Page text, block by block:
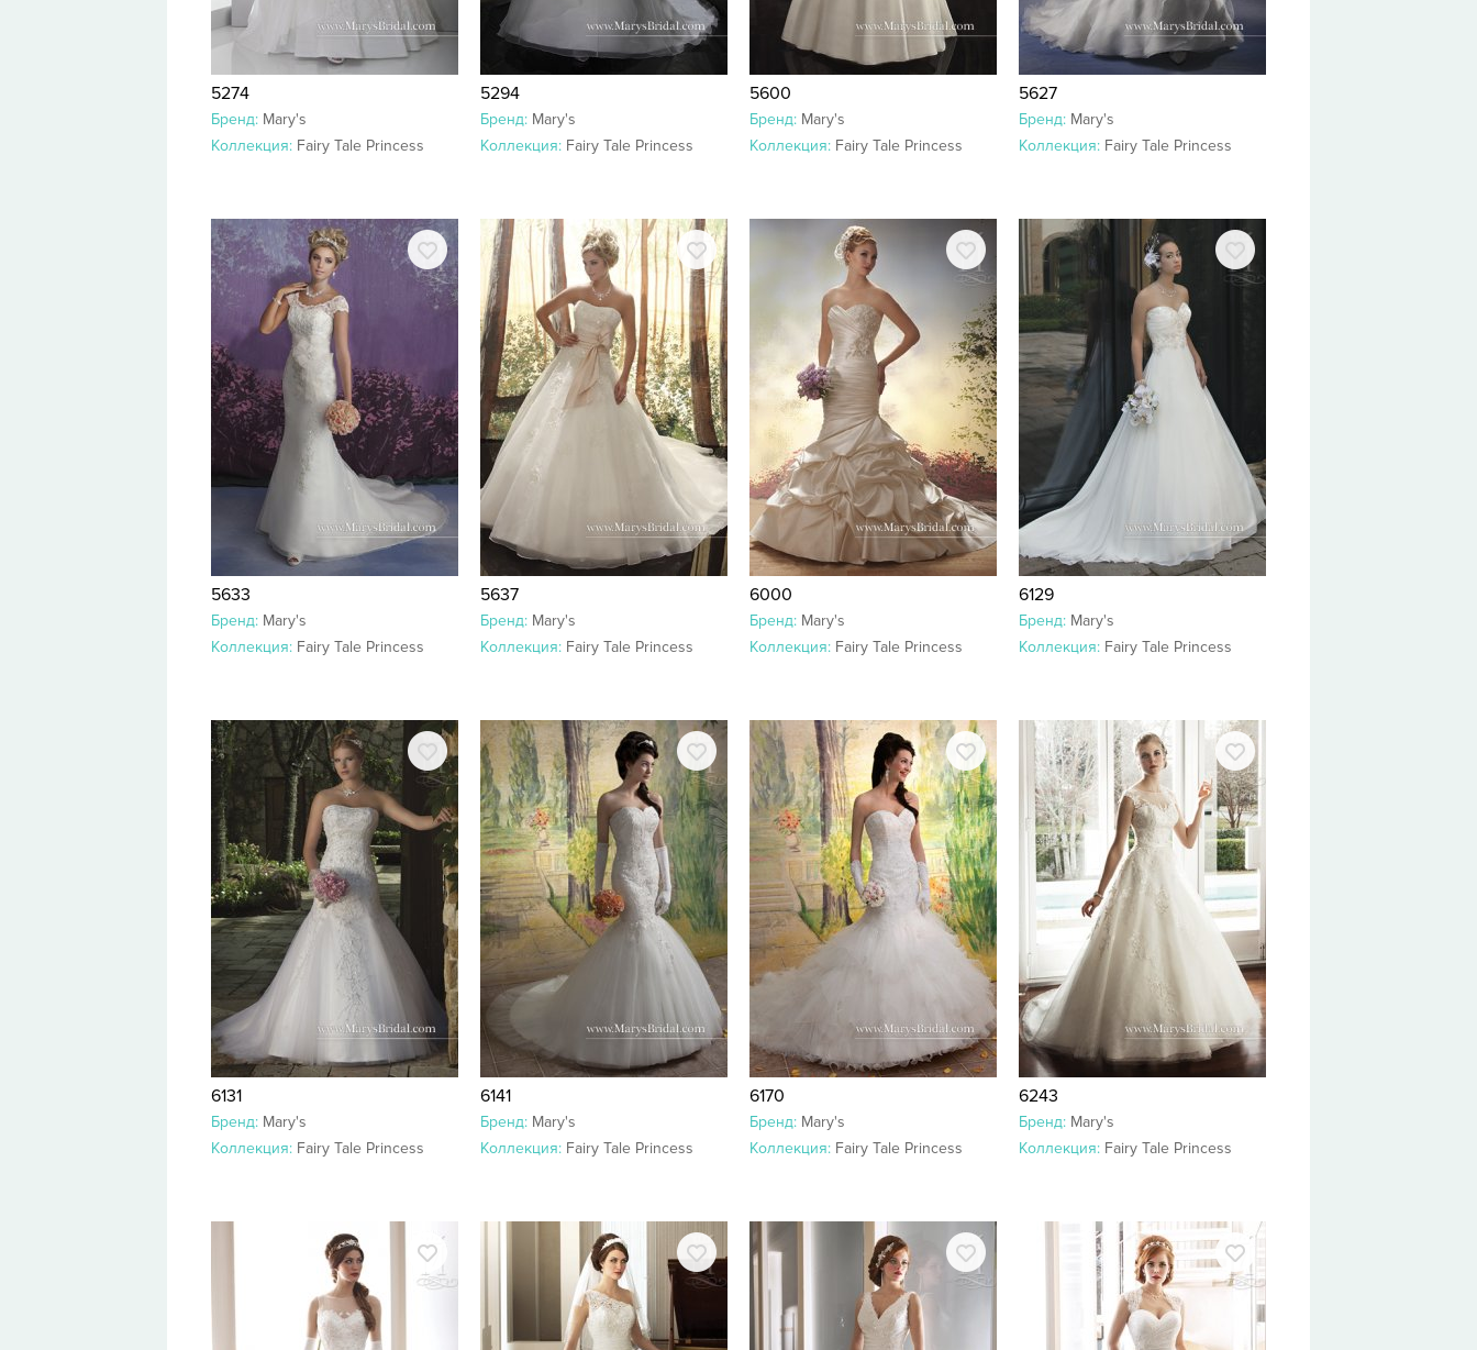
5274
Бренд: Mary's
Коллекция: Fairy Tale Princess
5294
Бренд: Mary's
Коллекция: Fairy Tale Princess
5600
Бренд: Mary's
Коллекция: Fairy Tale Princess
5627
Бренд: Mary's
Коллекция: Fairy Tale Princess
5633
Бренд: Mary's
Коллекция: Fairy Tale Princess
5637
Бренд: Mary's
Коллекция: Fairy Tale Princess
6000
Бренд: Mary's
Коллекция: Fairy Tale Princess
6129
Бренд: Mary's
Коллекция: Fairy Tale Princess
6131
Бренд: Mary's
Коллекция: Fairy Tale Princess
6141
Бренд: Mary's
Коллекция: Fairy Tale Princess
6170
Бренд: Mary's
Коллекция: Fairy Tale Princess
6243
Бренд: Mary's
Коллекция: Fairy Tale Princess